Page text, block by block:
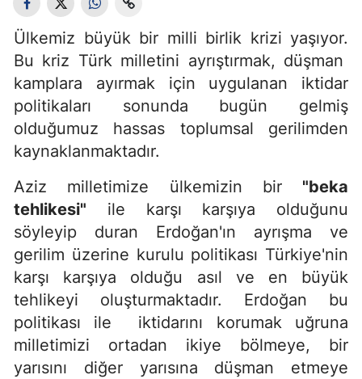
Ülkemiz büyük bir milli birlik krizi yaşıyor.
Bu kriz Türk milletini ayrıştırmak, düşman
kamplara ayırmak için uygulanan iktidar
politikaları sonunda bugün gelmiş
olduğumuz hassas toplumsal gerilimden
kaynaklanmaktadır.
Aziz milletimize ülkemizin bir "beka
tehlikesi" ile karşı karşıya olduğunu
söyleyip duran Erdoğan'ın ayrışma ve
gerilim üzerine kurulu politikası Türkiye'nin
karşı karşıya olduğu asıl ve en büyük
tehlikeyi oluşturmaktadır. Erdoğan bu
politikası ile iktidarını korumak uğruna
milletimizi ortadan ikiye bölmeye, bir
yarısını diğer yarısına düşman etmeye